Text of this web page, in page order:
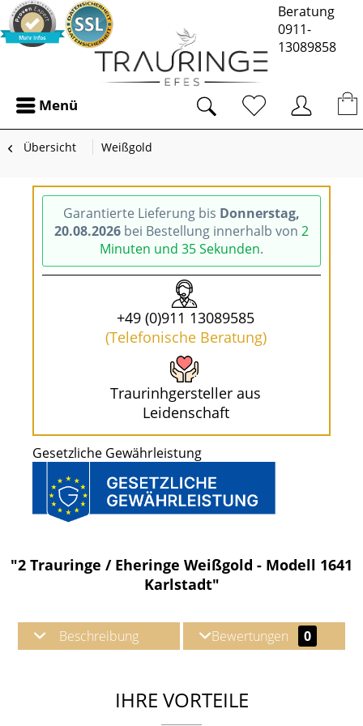
Beratung
0911-
13089858
Menü
Übersicht Weißgold
Garantierte Lieferung bis Donnerstag,
20.08.2026 bei Bestellung innerhalb von 2
Minuten und 34 Sekunden.
+49 (0)911 13089585
(Telefonische Beratung)
Traurinhgersteller aus
Leidenschaft
Gesetzliche Gewährleistung
"2 Trauringe / Eheringe Weißgold - Modell 1641
Karlstadt"
Beschreibung Bewertungen 0
IHRE VORTEILE